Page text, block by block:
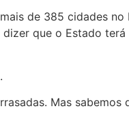
de 385 cidades no
que o Estado
Mas sabemos